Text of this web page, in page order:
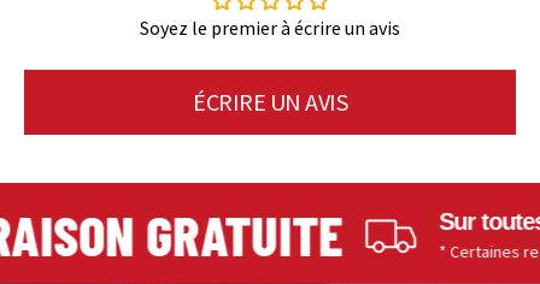
Soyez le premier à écrire un avis
ÉCRIRE UN AVIS
GRATUITE Sur toutes
* Certaines